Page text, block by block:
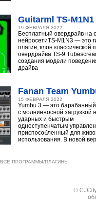
Guitarml TS-M1N1
19 ФЕВРАЛЯ 2022
Бесплатный овердрайв на
нейросетиTS-M1N3 — это
плагин, клон классической
овердрайва TS-9
создания модели
драйва
Fanan Team
15 ФЕВРАЛЯ 2022
Yumbu 3 — это
с молниеносной загрузкой
ударных и быстрым
одноступенчатым
приспособленный для
использования. В новой
ВСЕ ПРОГРАММЫ/ПЛАГИНЫ
©